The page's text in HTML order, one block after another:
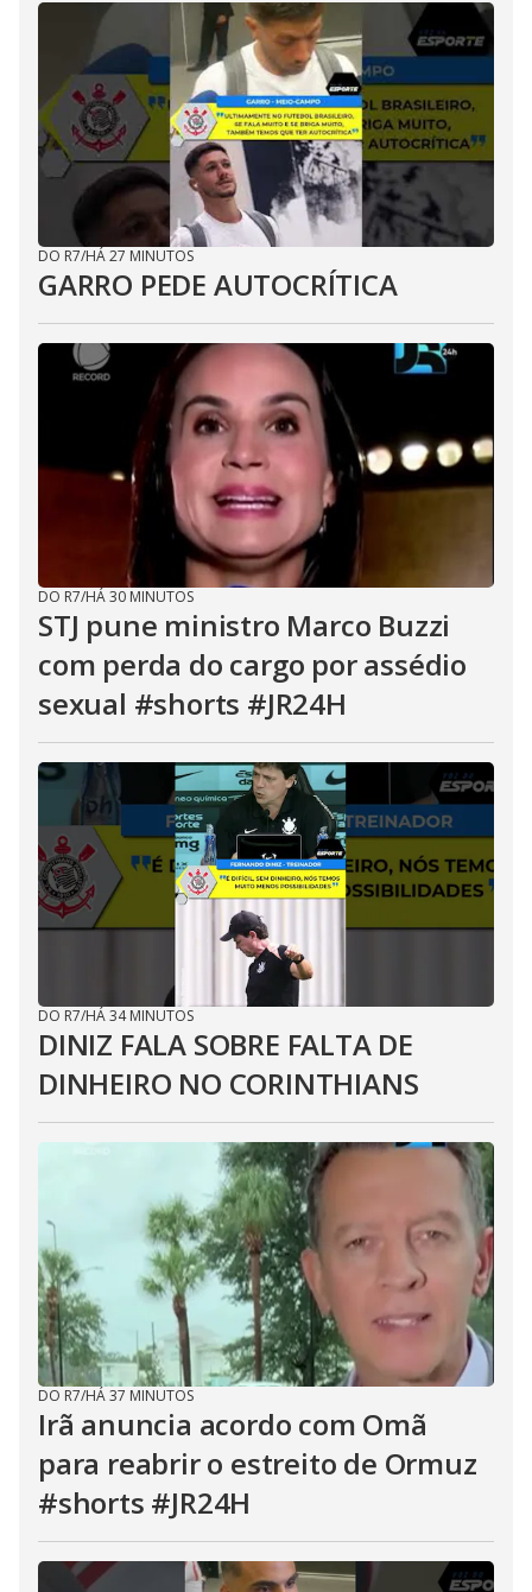
DO R7/HÁ 27 MINUTOS
GARRO PEDE AUTOCRÍTICA
DO R7/HÁ 30 MINUTOS
STJ pune ministro Marco Buzzi
com perda do cargo por assédio
sexual #shorts #JR24H
DO R7/HÁ 34 MINUTOS
DINIZ FALA SOBRE FALTA DE
DINHEIRO NO CORINTHIANS
DO R7/HÁ 37 MINUTOS
Irã anuncia acordo com Omã
para reabrir o estreito de Ormuz
#shorts #JR24H